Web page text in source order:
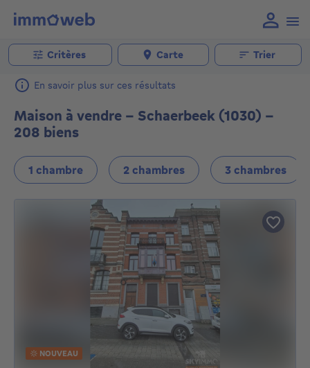
Critères Carte Trier
En savoir plus sur ces résultats
Maison à vendre - Schaerbeek (1030) -
208 biens
1 chambre 2 chambres 3 chambres
NOUVEAU